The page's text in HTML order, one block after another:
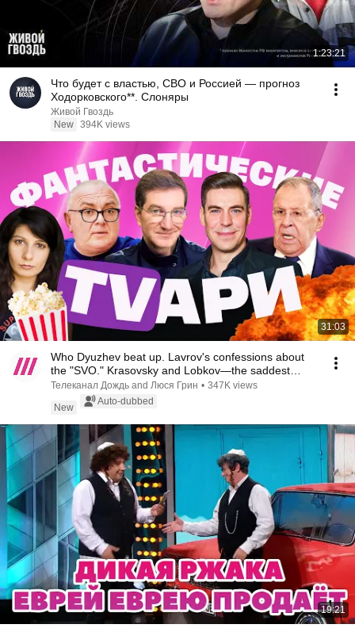
1:23:21
Что будет с властью, СВО и Россией — прогноз
Ходорковского**. Слоняры
Живой Гвоздь
New 394K views
31:03
Who Dyuzhev beat up. Lavrov's confessions about
the "SVO." Krasovsky and Lobkov—the saddest
inter...
Телеканал Дождь and Люся Грин • 347K views
New
Auto-dubbed
19:21